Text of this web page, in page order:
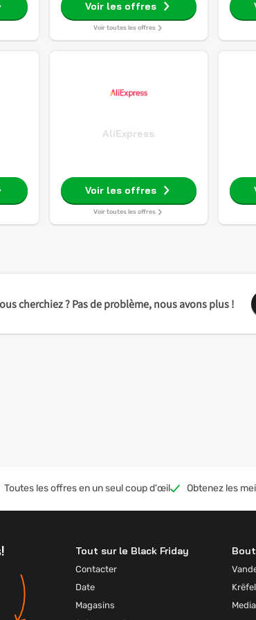
Voir les offres
Voir toutes les offres
AliExpress
Voir les offres
Voir toutes les offres
cherchiez ? Pas de problème, nous avons plus !
Toutes les offres en un seul coup d'œil Obtenez les
Tout sur le Black Friday
Contacter
Date
Magasins
Krëfel